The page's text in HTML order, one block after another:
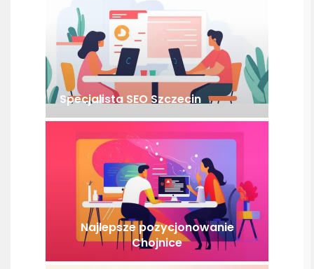
Specjalista SEO Szczecin
Najlepsze pozycjonowanie
Chojnice